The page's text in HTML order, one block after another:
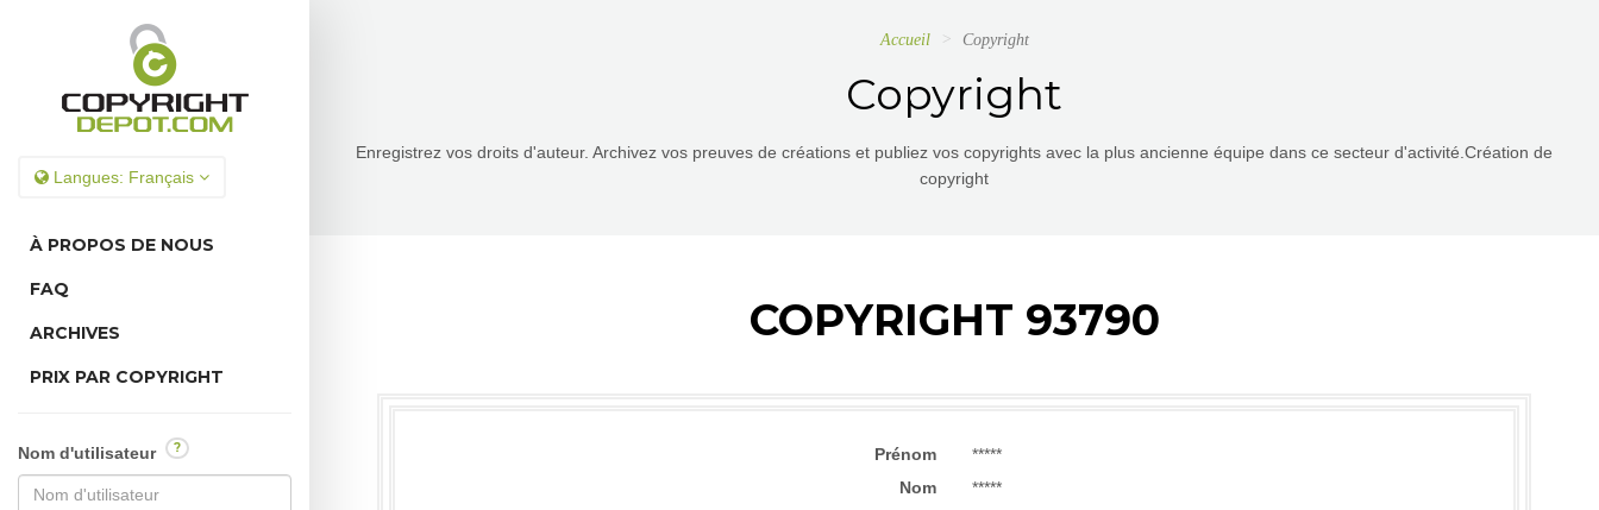
Langues: Français
À PROPOS DE NOUS
FAQ
ARCHIVES
PRIX PAR COPYRIGHT
Nom d'utilisateur ?
Accueil Copyright
Copyright
Enregistrez vos droits d'auteur. Archivez vos preuves de créations et publiez vos copyrights avec la plus ancienne équipe dans ce secteur d'activité.Création de
copyright
COPYRIGHT 93790
Prénom
*****
Nom
*****